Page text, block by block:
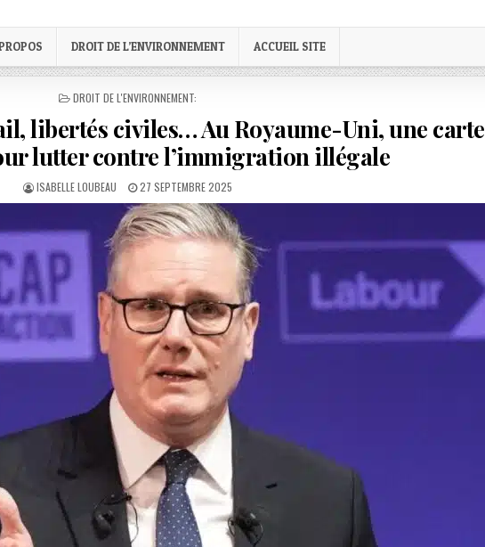
DROIT DE L’ENVIRONNEMENT ACCUEIL SITE
POSTED
DROIT DE L'ENVIRONNEMENT:
libertés civiles… Au Royaume-Uni, une carte
lutter contre l’immigration illégale
AUTHOR:
ISABELLE LOUBEAU
PUBLISHED
DATE:
27 SEPTEMBRE 2025